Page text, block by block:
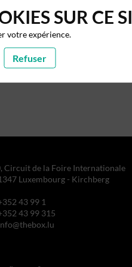
Circuit de la Foire Internationale
Luxembourg - Kirchberg
43 99 1
43 99 315
SUR CE
votre expérience.
Refuser